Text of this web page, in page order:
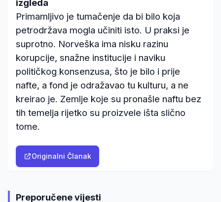
izgleda
Primamljivo je tumačenje da bi bilo koja
petrodržava mogla učiniti isto. U praksi je
suprotno. Norveška ima nisku razinu
korupcije, snažne institucije i naviku
političkog konsenzusa, što je bilo i prije
nafte, a fond je odražavao tu kulturu, a ne
kreirao je. Zemlje koje su pronašle naftu bez
tih temelja rijetko su proizvele išta slično
tome.
Originalni Članak
Preporučene vijesti